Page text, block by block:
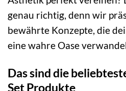
genau richtig, denn wir
bewährte Konzepte, die
eine wahre Oase
Das sind die
Set Produkte